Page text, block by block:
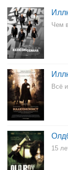
Чем
Всё
15